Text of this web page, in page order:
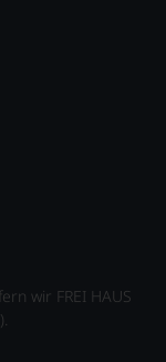
wir FREI HAUS